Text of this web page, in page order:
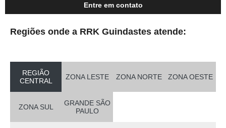
Entre em contato
Regiões onde a RRK Guindastes atende:
REGIÃO
CENTRAL
ZONA LESTE ZONA NORTE ZONA OESTE
ZONA SUL
GRANDE SÃO
PAULO